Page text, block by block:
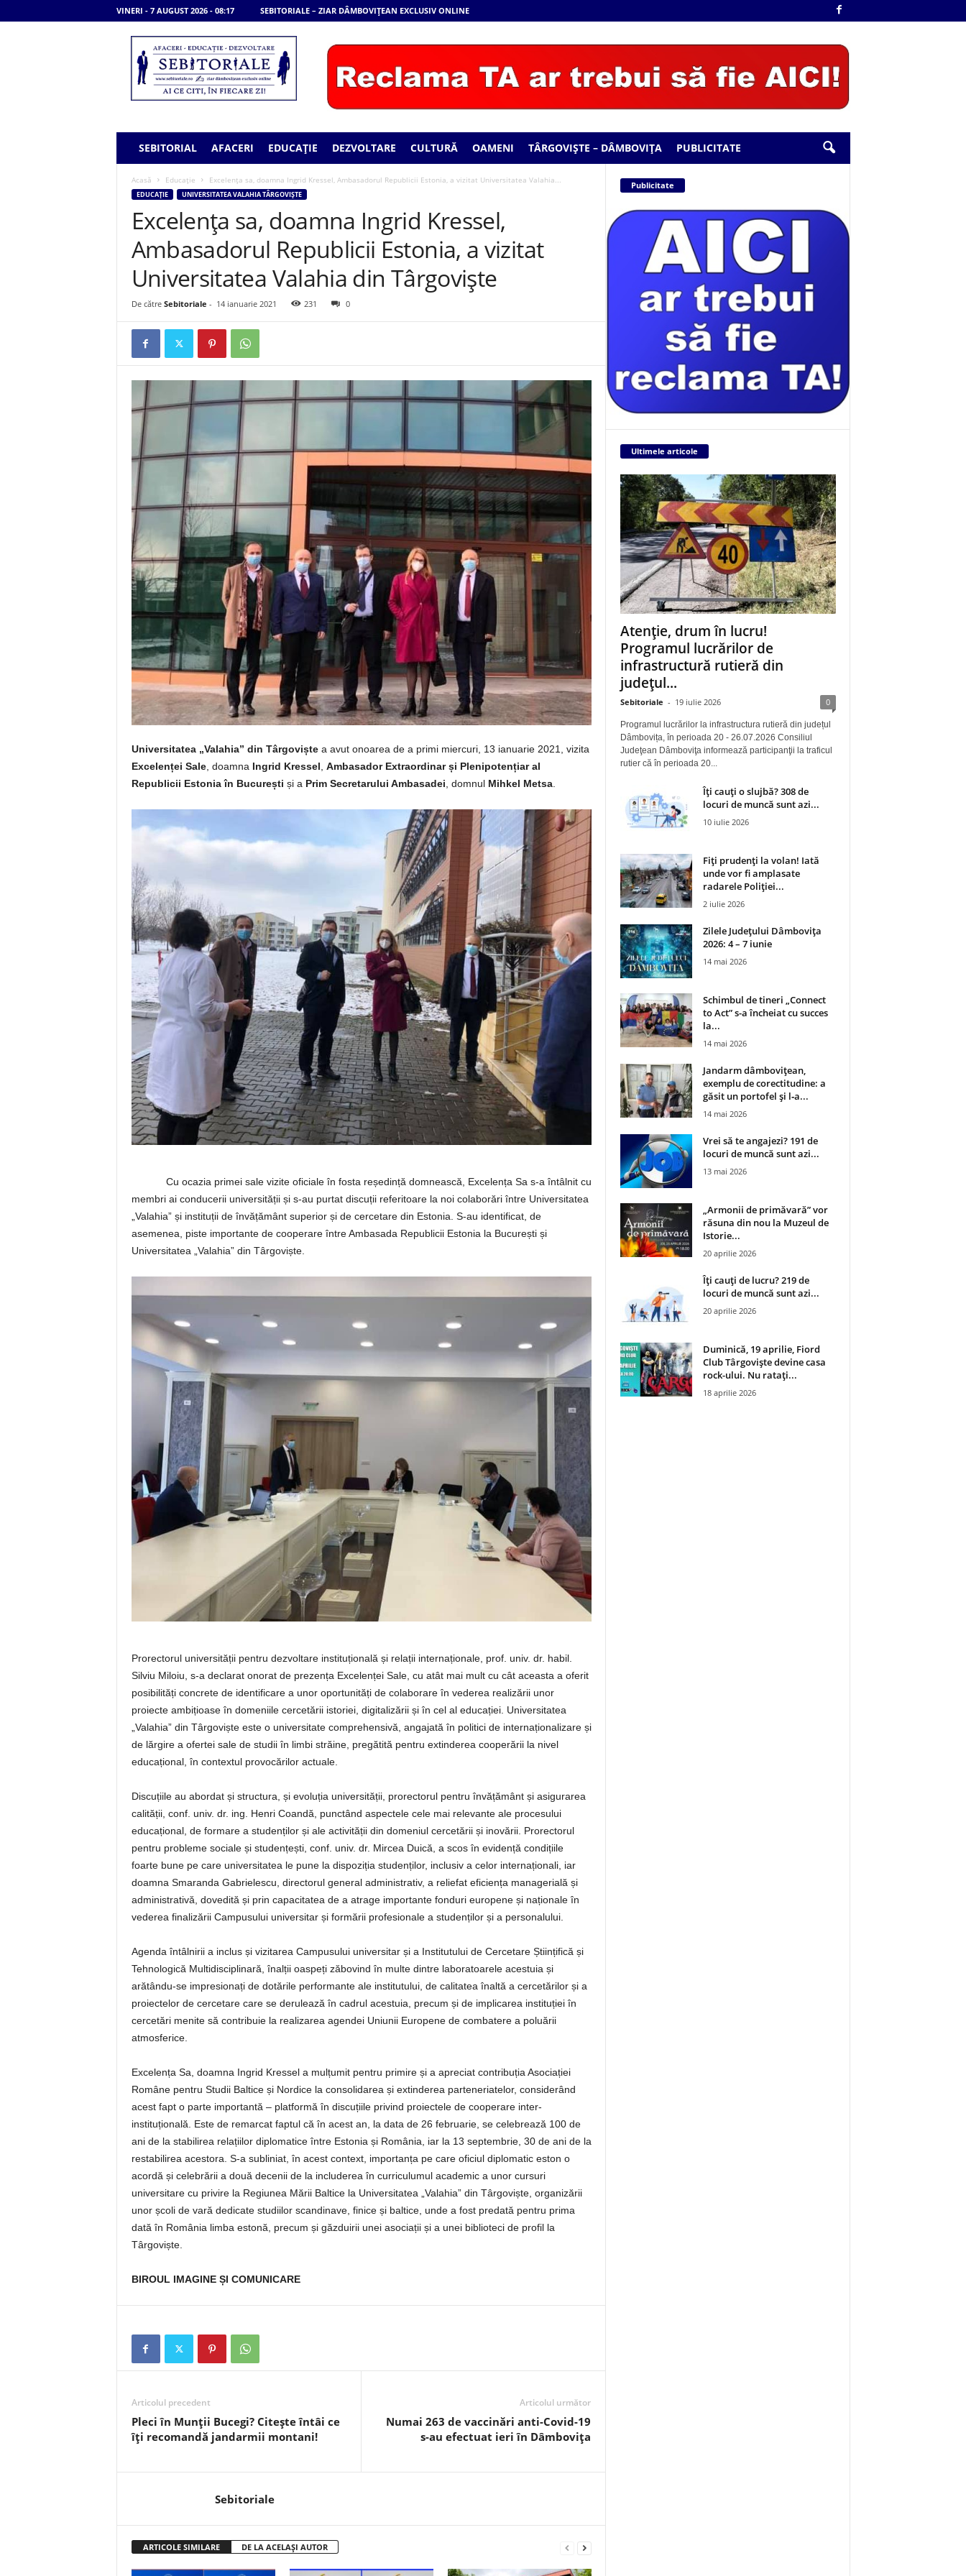
VINERI - 7 AUGUST 2026 - 08:17 SEBITORIALE – ZIAR DÂMBOVIȚEAN EXCLUSIV ONLINE
SEBITORIAL AFACERI EDUCAȚIE DEZVOLTARE CULTURĂ OAMENI TÂRGOVIȘTE – DÂMBOVIȚA PUBLICITATE
Acasă Educație Excelența sa, doamna Ingrid Kressel, Ambasadorul Republicii Estonia, a vizitat Universitatea Valahia...
EDUCAȚIE UNIVERSITATEA VALAHIA TÂRGOVIȘTE
Excelența sa, doamna Ingrid Kressel,
Ambasadorul Republicii Estonia, a vizitat
Universitatea Valahia din Târgoviște
De către Sebitoriale - 14 ianuarie 2021 231 0
Universitatea „Valahia” din Târgoviștea avut onoarea de a primi miercuri, 13 ianuarie 2021, vizita
Excelenței Sale, doamna Ingrid Kressel Ambasador Extraordinar și Plenipotențiar al
Republicii Estonia în București și a Prim Secretarului Ambasadei , domnulMihkel Metsa.
Cu ocazia primei sale vizite oficiale în fosta reședință domnească, Excelența Sa s-a întâlnit cu
membri ai conducerii universității și s-au purtat discuții referitoare la noi colaborări între Universitatea
„Valahia” și instituții de învățământ superior și de cercetare din Estonia. S-au identificat, de
asemenea, piste importante de cooperare între Ambasada Republicii Estonia la București și
Universitatea „Valahia” din Târgoviște.
Prorectorul universității pentru dezvoltare instituțională și relații internaționale, prof. univ. dr. habil.
Silviu Miloiu, s-a declarat onorat de prezența Excelenței Sale, cu atât mai mult cu cât aceasta a oferit
posibilități concrete de identificare a unor oportunități de colaborare în vederea realizării unor
proiecte ambițioase în domeniile cercetării istoriei, digitalizării și în cel al educației. Universitatea
„Valahia” din Târgoviște este o universitate comprehensivă, angajată în politici de internaționalizare și
de lărgire a ofertei sale de studii în limbi străine, pregătită pentru extinderea cooperării la nivel
educațional, în contextul provocărilor actuale.
Discuțiile au abordat și structura, și evoluția universității, prorectorul pentru învățământ și asigurarea
calității, conf. univ. dr. ing. Henri Coandă, punctând aspectele cele mai relevante ale procesului
educațional, de formare a studenților și ale activității din domeniul cercetării și inovării. Prorectorul
pentru probleme sociale și studențești, conf. univ. dr. Mircea Duică, a scos în evidență condițiile
foarte bune pe care universitatea le pune la dispoziția studenților, inclusiv a celor internaționali, iar
doamna Smaranda Gabrielescu, directorul general administrativ, a reliefat eficiența managerială și
administrativă, dovedită și prin capacitatea de a atrage importante fonduri europene și naționale în
vederea finalizării Campusului universitar și formării profesionale a studenților și a personalului.
Agenda întâlnirii a inclus și vizitarea Campusului universitar și a Institutului de Cercetare Științifică și
Tehnologică Multidisciplinară, înalții oaspeți zăbovind în multe dintre laboratoarele acestuia și
arătându-se impresionați de dotările performante ale institutului, de calitatea înaltă a cercetărilor și a
proiectelor de cercetare care se derulează în cadrul acestuia, precum și de implicarea instituției în
cercetări menite să contribuie la realizarea agendei Uniunii Europene de combatere a poluării
atmosferice.
Excelența Sa, doamna Ingrid Kressel a mulțumit pentru primire și a apreciat contribuția Asociației
Române pentru Studii Baltice și Nordice la consolidarea și extinderea parteneriatelor, considerând
acest fapt o parte importantă – platformă în discuțiile privind proiectele de cooperare inter-
instituțională. Este de remarcat faptul că în acest an, la data de 26 februarie, se celebrează 100 de
ani de la stabilirea relațiilor diplomatice între Estonia și România, iar la 13 septembrie, 30 de ani de la
restabilirea acestora. S-a subliniat, în acest context, importanța pe care oficiul diplomatic eston o
acordă și celebrării a două decenii de la includerea în curriculumul academic a unor cursuri
universitare cu privire la Regiunea Mării Baltice la Universitatea „Valahia” din Târgoviște, organizării
unor școli de vară dedicate studiilor scandinave, finice și baltice, unde a fost predată pentru prima
dată în România limba estonă, precum și găzduirii unei asociații și a unei biblioteci de profil la
Târgoviște.
BIROUL IMAGINE ȘI COMUNICARE
Articolul precedent
Pleci în Munții Bucegi? Citește întâi ce
îți recomandă jandarmii montani!
Articolul următor
Numai 263 de vaccinări anti-Covid-19
s-au efectuat ieri în Dâmbovița
Sebitoriale
ARTICOLE SIMILARE DE LA ACELAȘI AUTOR
Publicitate
Ultimele articole
Atenție, drum în lucru!
Programul lucrărilor de
infrastructură rutieră din
județul...
Sebitoriale - 19 iulie 2026 0
Programul lucrărilor la infrastructura rutieră din județul
Dâmbovița, în perioada 20 - 26.07.2026 Consiliul
Judeţean Dâmboviţa informează participanţii la traficul
rutier că în perioada 20...
Îți cauți o slujbă? 308 de
locuri de muncă sunt azi...
10 iulie 2026
Fiți prudenți la volan! Iată
unde vor fi amplasate
radarele Poliției...
2 iulie 2026
Zilele Județului Dâmbovița
2026: 4 – 7 iunie
14 mai 2026
Schimbul de tineri „Connect
to Act” s-a încheiat cu succes
la...
14 mai 2026
Jandarm dâmbovițean,
exemplu de corectitudine: a
găsit un portofel și l‑a...
14 mai 2026
Vrei să te angajezi? 191 de
locuri de muncă sunt azi...
13 mai 2026
„Armonii de primăvară” vor
răsuna din nou la Muzeul de
Istorie...
20 aprilie 2026
Îți cauți de lucru? 219 de
locuri de muncă sunt azi...
20 aprilie 2026
Duminică, 19 aprilie, Fiord
Club Târgoviște devine casa
rock-ului. Nu ratați...
18 aprilie 2026